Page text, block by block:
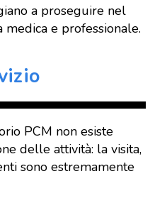
a proseguire nel
e professionale.
PCM non esiste
delle attività: la visita,
sono estremamente